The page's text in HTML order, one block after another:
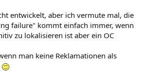
entwickelt, aber ich vermute mal, die
failure" kommt einfach immer, wenn
zu lokalisieren ist aber ein OC
man keine Reklamationen als